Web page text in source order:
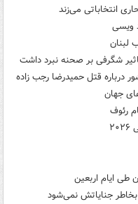
انتخاباتی می‌زند
ویسی
لبنان
شگرفی بر صحنه نبرد داشت
درباره قتل حمیدرضا رجب زاده
جهان
رئوف
جنایاتش نمی‌شود